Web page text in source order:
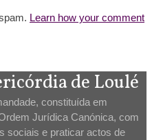
Learn how your comment
de Loulé
constituída em
Jurídica Canónica, com
sociais e praticar actos de